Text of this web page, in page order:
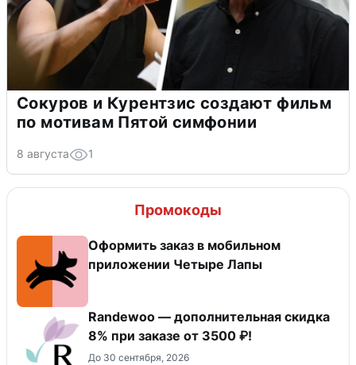
Сокуров и Курентзис создают фильм
по мотивам Пятой симфонии
8 августа 1
Промокоды
Оформить заказ в мобильном
приложении Четыре Лапы
Randewoo — дополнительная скидка
8% при заказе от 3500 ₽!
До 30 сентября, 2026